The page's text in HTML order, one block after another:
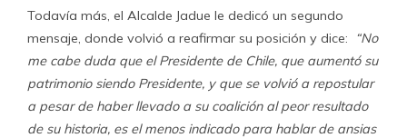
Todavía más, el Alcalde Jadue le dedicó un segundo
mensaje, donde volvió a reafirmar su posición y dice:
“No
me cabe duda que el Presidente de Chile, que aumentó su
patrimonio siendo Presidente, y que se volvió a repostular
a pesar de haber llevado a su coalición al peor resultado
de su historia, es el menos indicado para hablar de ansias